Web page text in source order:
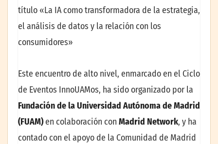
título «La IA como transformadora de la estrategia,
el análisis de datos y la relación con los
consumidores»
Este encuentro de alto nivel, enmarcado en el Ciclo
de Eventos InnoUAMos, ha sido organizado por la
Fundación de la Universidad Autónoma de Madrid
(FUAM)en colaboración con Madrid Network, y ha
contado con el apoyo de la Comunidad de Madrid